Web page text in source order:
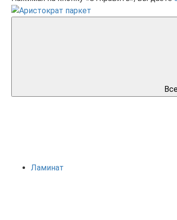
Ламинат